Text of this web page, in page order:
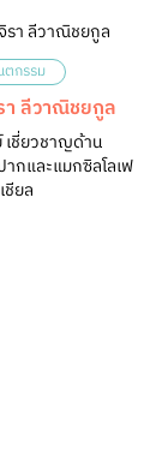
ตกรรม
ลีวาณิชยกูล
ชี่ยวชาญด้าน
กและแมกซิลโลเฟ
เชียล